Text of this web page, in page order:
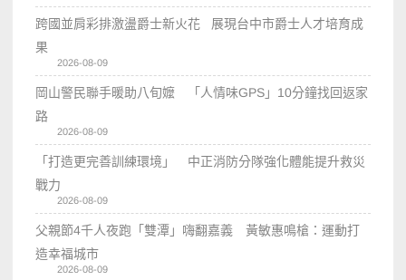
跨國並肩彩排激盪爵士新火花 展現台中市爵士人才培育成
果
2026-08-09
岡山警民聯手暖助八旬嬤 「人情味GPS」10分鐘找回返家
路
2026-08-09
「打造更完善訓練環境」 中正消防分隊強化體能提升救災
戰力
2026-08-09
父親節4千人夜跑「雙潭」嗨翻嘉義 黃敏惠鳴槍：運動打
造幸福城市
2026-08-09